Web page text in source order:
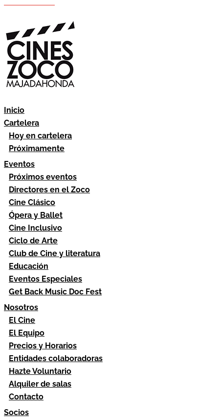
Inicio
Cartelera
Hoy en cartelera
Próximamente
Eventos
Próximos eventos
Directores en el Zoco
Cine Clásico
Ópera y Ballet
Cine Inclusivo
Ciclo de Arte
Club de Cine y literatura
Educación
Eventos Especiales
Get Back Music Doc Fest
Nosotros
El Cine
El Equipo
Precios y Horarios
Entidades colaboradoras
Hazte Voluntario
Alquiler de salas
Contacto
Socios